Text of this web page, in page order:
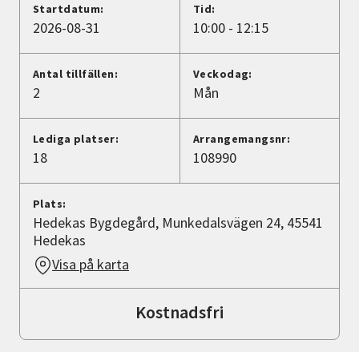
Avdelningar
Lyssna
Startdatum:
2026-08-31
Tid:
10:00 - 12:15
Antal tillfällen:
2
Veckodag:
Mån
Lediga platser:
18
Arrangemangsnr:
108990
Plats:
Hedekas Bygdegård, Munkedalsvägen 24, 45541
Hedekas
Visa på karta
Kostnadsfri